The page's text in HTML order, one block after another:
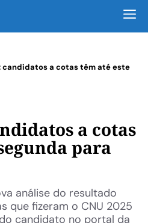
candidatos a cotas têm até este
a cotas
para
análise do resultado
que fizeram o CNU 2025
candidato no portal da